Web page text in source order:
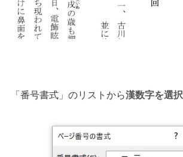
「番号書式」のリストから漢数字を選択